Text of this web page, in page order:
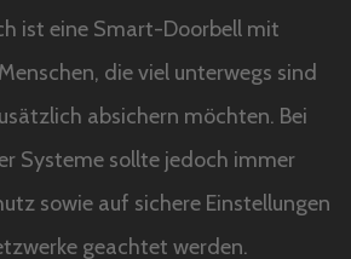
ist eine Smart-Doorbell mit
die viel unterwegs sind
absichern möchten. Bei
Systeme sollte jedoch immer
sowie auf sichere Einstellungen
geachtet werden.